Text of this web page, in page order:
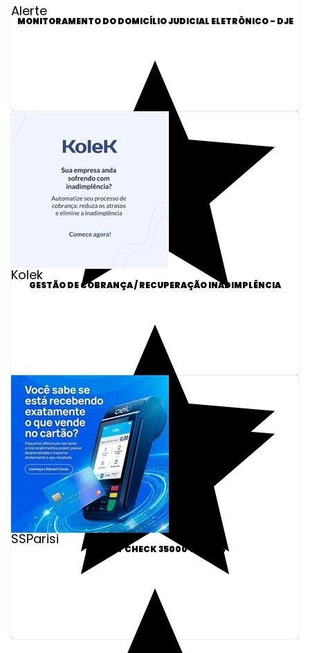
Alerte
MONITORAMENTO DO DOMICÍLIO JUDICIAL ELETRÔNICO - DJE
Kolek
GESTÃO DE COBRANÇA / RECUPERAÇÃO INADIMPLÊNCIA
SSParisi
SSMART CHECK 35000 VENDAS